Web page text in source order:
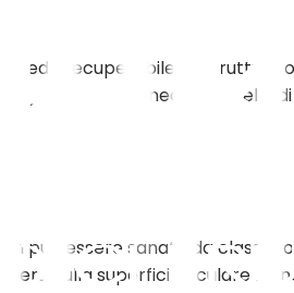
ed irrecuperabile, la
della cornea con quella
può essere sanata da classici
sulla superficie oculare